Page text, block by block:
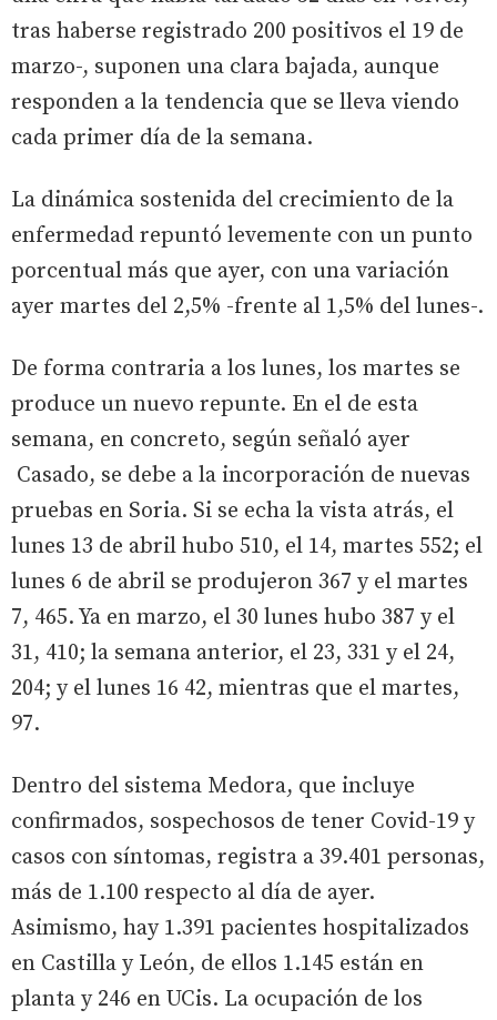
tras haberse registrado 200 positivos el 19 de
marzo-, suponen una clara bajada, aunque
responden a la tendencia que se lleva viendo
cada primer día de la semana.
La dinámica sostenida del crecimiento de la
enfermedad repuntó levemente con un punto
porcentual más que ayer, con una variación
ayer martes del 2,5% -frente al 1,5% del lunes-.
De forma contraria a los lunes, los martes se
produce un nuevo repunte. En el de esta
semana, en concreto, según señaló ayer
Casado, se debe a la incorporación de nuevas
pruebas en Soria. Si se echa la vista atrás, el
lunes 13 de abril hubo 510, el 14, martes 552; el
lunes 6 de abril se produjeron 367 y el martes
7, 465. Ya en marzo, el 30 lunes hubo 387 y el
31, 410; la semana anterior, el 23, 331 y el 24,
204; y el lunes 16 42, mientras que el martes,
97.
Dentro del sistema Medora, que incluye
confirmados, sospechosos de tener Covid-19 y
casos con síntomas, registra a 39.401 personas,
más de 1.100 respecto al día de ayer.
Asimismo, hay 1.391 pacientes hospitalizados
en Castilla y León, de ellos 1.145 están en
planta y 246 en UCis. La ocupación de los